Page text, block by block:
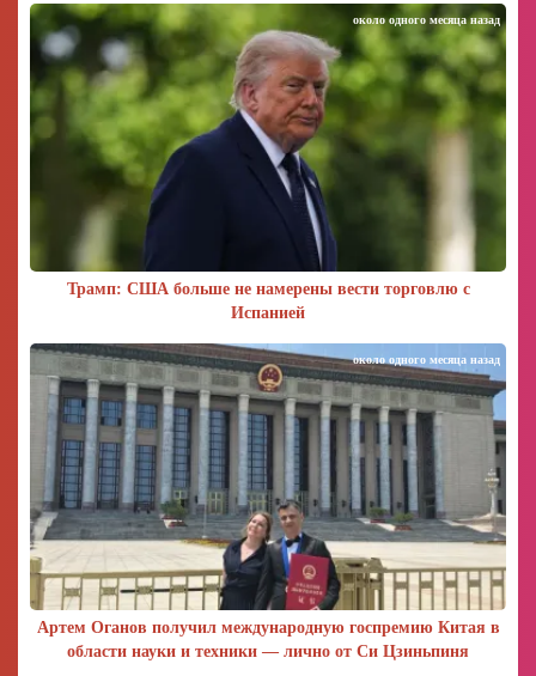
Трамп: США больше не намерены вести торговлю с
Испанией
около одного месяца назад
Артем Оганов получил международную госпремию Китая в
области науки и техники — лично от Си Цзиньпиня
около одного месяца назад